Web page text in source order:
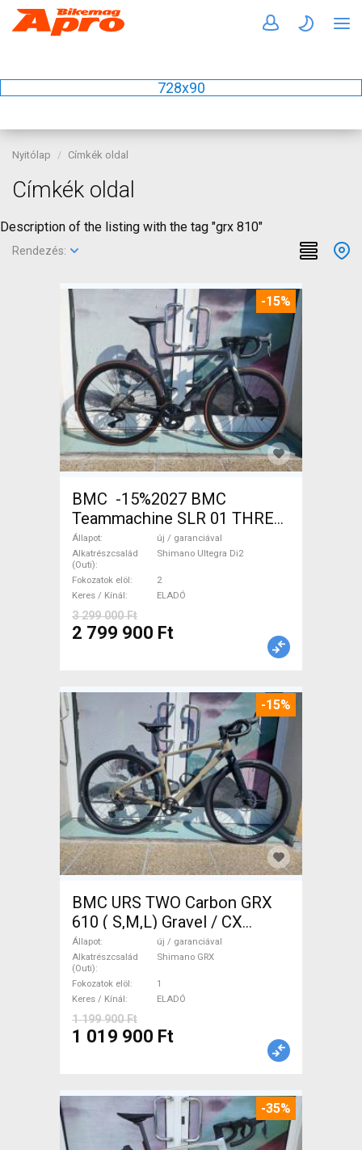
728x90
Nyitólap Címkék oldal
Címkék oldal
Description of the listing with the tag "grx 810"
Rendezés:
-15%
BMC -15%2027 BMC
Teammachine SLR 01 THREE
Ultegra Di2 Országúti
Shimano Ultegra Di2 tárcsafék
új / garanciával ELADÓ
Állapot
új / garanciával
Alkatrészcsalád
(Outi)
Shimano Ultegra Di2
Fokozatok elöl
2
Keres / Kínál
ELADÓ
3 299 000 Ft
2 799 900 Ft
-15%
BMC URS TWO Carbon GRX
610 ( S,M,L) Gravel / CX
Shimano GRX tárcsafék új /
garanciával ELADÓ
Állapot
új / garanciával
Alkatrészcsalád
(Outi)
Shimano GRX
Fokozatok elöl
1
Keres / Kínál
ELADÓ
1 199 900 Ft
1 019 900 Ft
-35%